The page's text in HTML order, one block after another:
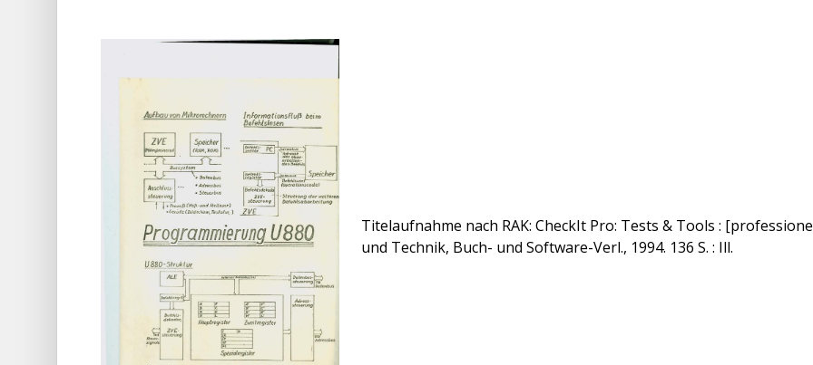
Titelaufnahme nach RAK: CheckIt Pro: Tests & Tools :
und Technik, Buch- und Software-Verl., 1994. 136 S. : Ill.